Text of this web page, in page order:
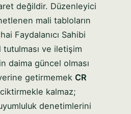
değildir. Düzenleyici
mali tabloların
Faydalanıcı Sahibi
tutulması ve iletişim
daima güncel olması
getirmemek CR
kalmaz;
denetimlerini